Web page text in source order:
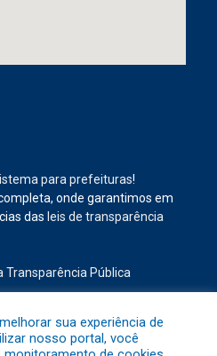
para prefeituras!
onde garantimos em
das leis de transparência
Transparência Pública
sua experiência de
nosso portal, você